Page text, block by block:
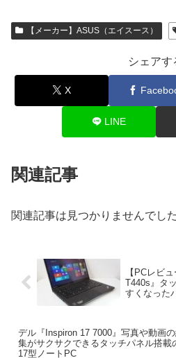
【メーカー】ASUS（エイスース）
シェアす
X
LINE
関連記事
関連記事は見つかりませんでした
【PCレビ
T440s』タ
すくなった
デル『Inspiron 17 7000』写真や動画
集がサクサクできるタッチパネル搭載
17型ノートPC